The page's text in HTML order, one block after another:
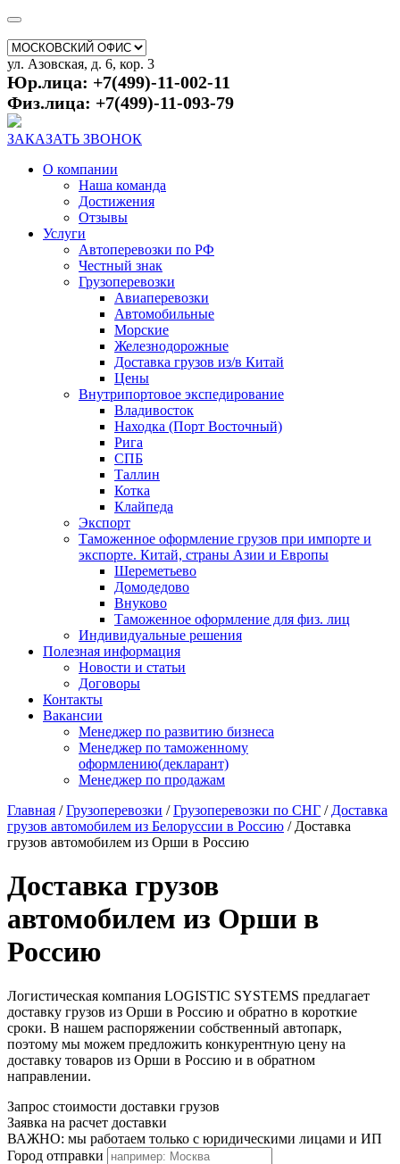
ул. Азовская, д. 6, кор. 3
Юр.лица: +7(499)-11-002-11
Физ.лица: +7(499)-11-093-79
ЗАКАЗАТЬ ЗВОНОК
О компании
Наша команда
Достижения
Отзывы
Услуги
Автоперевозки по РФ
Честный знак
Грузоперевозки
Авиаперевозки
Автомобильные
Морские
Железнодорожные
Доставка грузов из/в Китай
Цены
Внутрипортовое экспедирование
Владивосток
Находка (Порт Восточный)
Рига
СПБ
Таллин
Котка
Клайпеда
Экспорт
Таможенное оформление грузов при импорте и
экспорте. Китай, страны Азии и Европы
Шереметьево
Домодедово
Внуково
Таможенное оформление для физ. лиц
Индивидуальные решения
Полезная информация
Новости и статьи
Договоры
Контакты
Вакансии
Менеджер по развитию бизнеса
Менеджер по таможенному
оформлению(декларант)
Менеджер по продажам
Главная /Грузоперевозки /Грузоперевозки по СНГ / Доставка
грузов автомобилем из Белоруссии в Россию / Доставка
грузов автомобилем из Орши в Россию
Доставка грузов
автомобилем из Орши в
Россию
Логистическая компания LOGISTIC SYSTEMS предлагает
доставку грузов из Орши в Россию и обратно в короткие
сроки. В нашем распоряжении собственный автопарк,
поэтому мы можем предложить конкурентную цену на
доставку товаров из Орши в Россию и в обратном
направлении.
Запрос стоимости доставки грузов
Заявка на расчет доставки
ВАЖНО: мы работаем только с юридическими лицами и ИП
Город отправки